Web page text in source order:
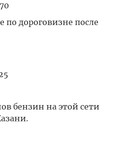
по дороговизне после
бензин на этой сети